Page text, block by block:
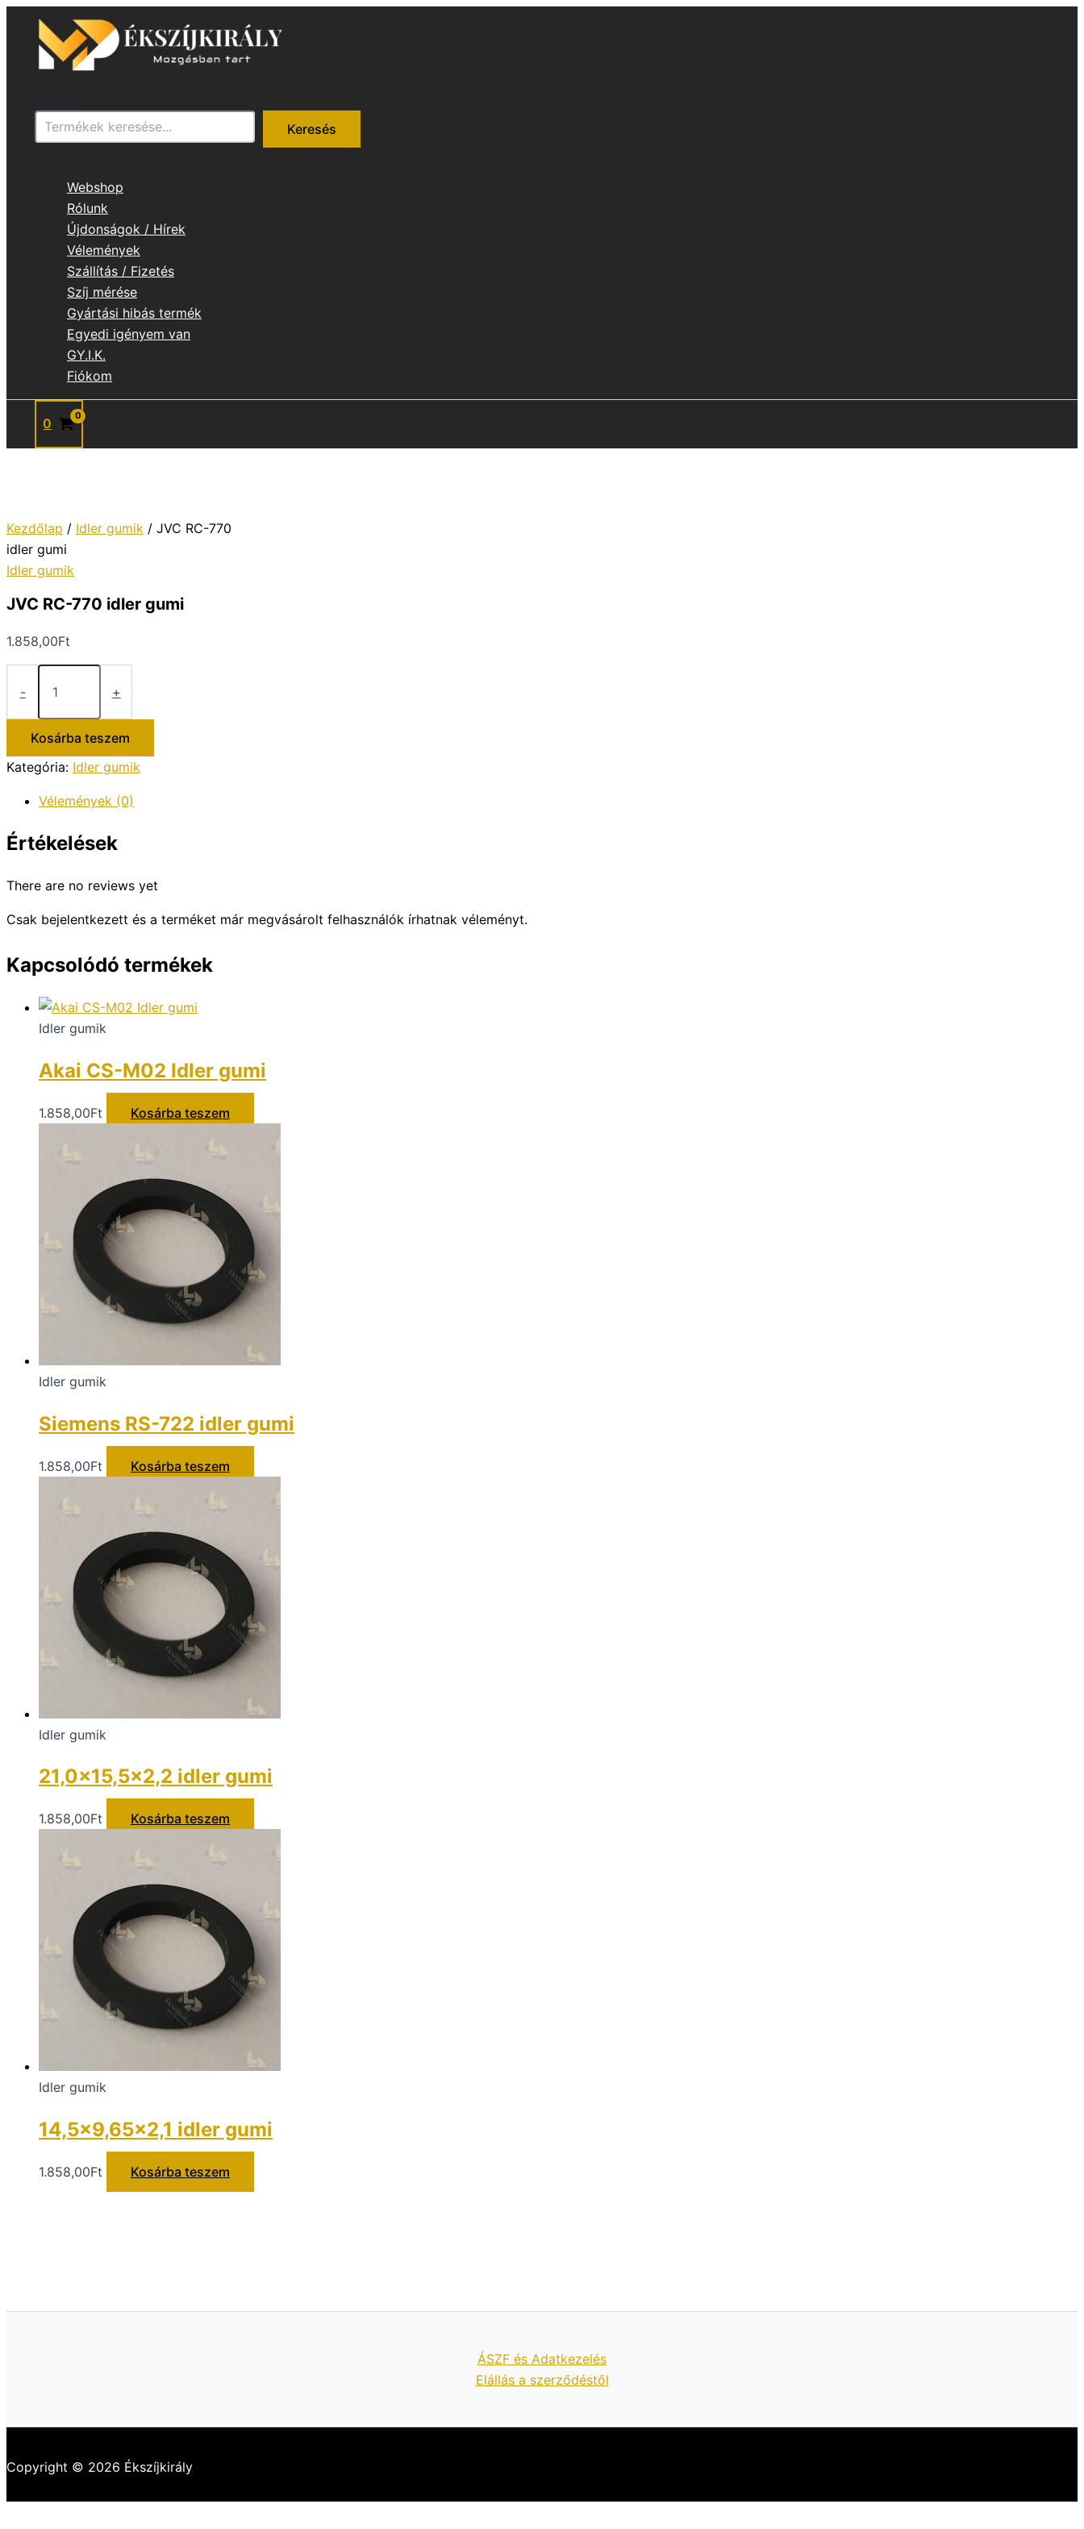
content
Keresés
Webshop
Rólunk
Újdonságok / Hírek
Vélemények
Szállítás / Fizetés
Szíj mérése
Gyártási hibás termék
Egyedi igényem van
GY.I.K.
Fiókom
0
Kezdőlap / Idler gumik / JVC RC-770
idler gumi
Idler gumik
JVC RC-770 idler gumi
1.858,00Ft
-
idler
+
Kosárba teszem
Kategória: Idler gumik
Vélemények (0)
Értékelések
There are no reviews yet
Csak bejelentkezett és a terméket már megvásárolt felhasználók írhatnak véleményt.
Kapcsolódó termékek
Idler gumik
Akai CS-M02 Idler gumi
1.858,00Ft Kosárba teszem
Idler gumik
Siemens RS-722 idler gumi
1.858,00Ft Kosárba teszem
Idler gumik
21,0×15,5×2,2 idler gumi
1.858,00Ft Kosárba teszem
Idler gumik
14,5×9,65×2,1 idler gumi
1.858,00Ft Kosárba teszem
ÁSZF és Adatkezelés
Elállás a szerződéstől
Copyright © 2026 Ékszíjkirály